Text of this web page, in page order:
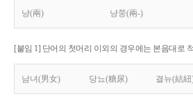
냥(兩) 냥쭝(兩-)
[붙임 1] 단어의 첫머리 이외의 경우에는 본음대로
남녀(男女) 당뇨(糖尿) 결뉴(結紐